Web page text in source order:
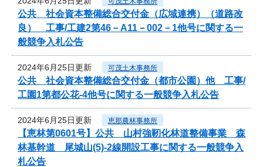
公共 社会資本整備総合交付金（広域連携）（道路改
良） 工事/工建2第46－A11－002－1他号に関する一
般競争入札公告
2024年6月25日更新 可茂土木事務所
公共 社会資本整備総合交付金（都市公園）他 工事/
工園1第都公花-4他号に関する一般競争入札公告
2024年6月25日更新 恵那農林事務所
【恵林第0601号】公共 山村強靭化林道整備事業 森
林基幹道 尾城山(5)-2線開設工事に関する一般競争入
札公告